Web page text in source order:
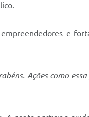
e
Ações como